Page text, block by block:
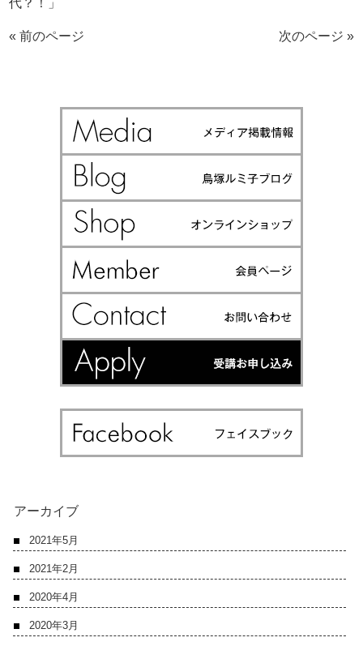
代？！」
« 前のページ 次のページ »
アーカイブ
2021年5月
2021年2月
2020年4月
2020年3月